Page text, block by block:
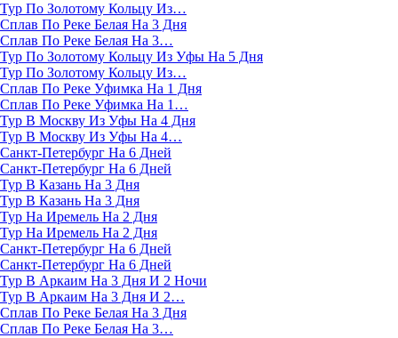
Тур По Золотому Кольцу Из…
Сплав По Реке Белая На 3 Дня
Сплав По Реке Белая На 3…
Тур По Золотому Кольцу Из Уфы На 5 Дня
Тур По Золотому Кольцу Из…
Сплав По Реке Уфимка На 1 Дня
Сплав По Реке Уфимка На 1…
Тур В Москву Из Уфы На 4 Дня
Тур В Москву Из Уфы На 4…
Санкт-Петербург На 6 Дней
Санкт-Петербург На 6 Дней
Тур В Казань На 3 Дня
Тур В Казань На 3 Дня
Тур На Иремель На 2 Дня
Тур На Иремель На 2 Дня
Санкт-Петербург На 6 Дней
Санкт-Петербург На 6 Дней
Тур В Аркаим На 3 Дня И 2 Ночи
Тур В Аркаим На 3 Дня И 2…
Сплав По Реке Белая На 3 Дня
Сплав По Реке Белая На 3…